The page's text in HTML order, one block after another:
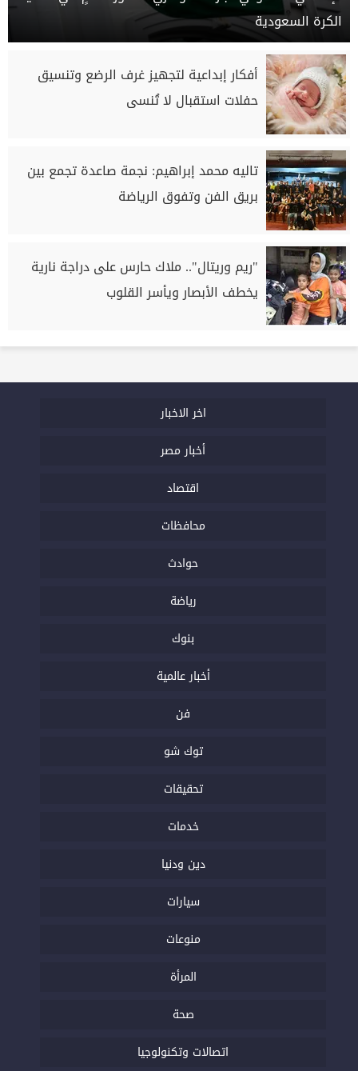
الكرة السعودية
أفكار إبداعية لتجهيز غرف الرضع وتنسيق
حفلات استقبال لا تُنسى
تاليه محمد إبراهيم: نجمة صاعدة تجمع بين
بريق الفن وتفوق الرياضة
"ريم وريتال".. ملاك حارس على دراجة نارية
يخطف الأبصار ويأسر القلوب
اخر الاخبار
أخبار مصر
اقتصاد
محافظات
حوادث
رياضة
بنوك
أخبار عالمية
فن
توك شو
تحقيقات
خدمات
دين ودنيا
سيارات
منوعات
المرأة
صحة
اتصالات وتكنولوجيا